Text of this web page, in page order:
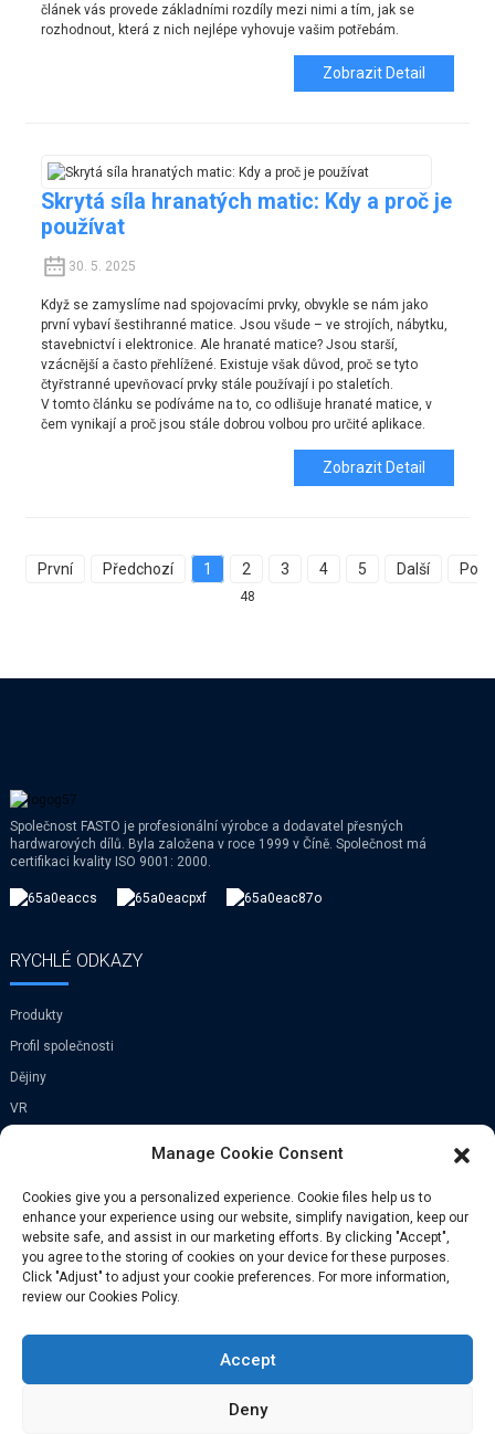
článek vás provede základními rozdíly mezi nimi a tím, jak se
rozhodnout, která z nich nejlépe vyhovuje vašim potřebám.
Zobrazit Detail
Skrytá síla hranatých matic: Kdy a proč je
používat
30. 5. 2025
Když se zamyslíme nad spojovacími prvky, obvykle se nám jako
první vybaví šestihranné matice. Jsou všude – ve strojích, nábytku,
stavebnictví i elektronice. Ale hranaté matice? Jsou starší,
vzácnější a často přehlížené. Existuje však důvod, proč se tyto
čtyřstranné upevňovací prvky stále používají i po staletích.
V tomto článku se podíváme na to, co odlišuje hranaté matice, v
čem vynikají a proč jsou stále dobrou volbou pro určité aplikace.
Zobrazit Detail
První Předchozí 1 2 3 4 5 Další
48
Společnost FASTO je profesionální výrobce a dodavatel přesných
hardwarových dílů. Byla založena v roce 1999 v Číně. Společnost má
certifikaci kvality ISO 9001: 2000.
RYCHLÉ ODKAZY
Produkty
Profil společnosti
Dějiny
VR
Vesnice Xi Zhen He, město Zhong
Tang, okres Bin Hai, Tian Jin, Čína
Telefon: +86-029-81165337
E-mail: info@fasto.cn
Manage Cookie Consent
Cookies give you a personalized experience. Cookie files help us to
enhance your experience using our website, simplify navigation, keep our
website safe, and assist in our marketing efforts. By clicking "Accept",
you agree to the storing of cookies on your device for these purposes.
Click "Adjust" to adjust your cookie preferences. For more information,
review our Cookies Policy.
Accept
Deny